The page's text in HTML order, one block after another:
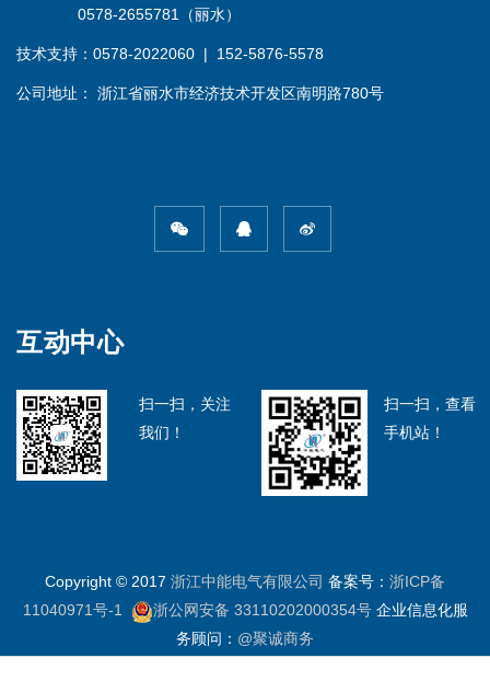
0578-2655781（丽水）
技术支持：0578-2022060 | 152-5876-5578
公司地址： 浙江省丽水市经济技术开发区南明路780号
互动中心
扫一扫，关注
我们！
扫一扫，查看
手机站！
Copyright © 2017 浙江中能电气有限公司 备案号： 浙ICP备
11040971号-1
浙公网安备 33110202000354号 企业信息化服
务顾问： @聚诚商务